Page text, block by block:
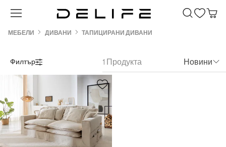
Преминете към основното съдържание
МЕБЕЛИ ДИВАНИ ТАПИЦИРАНИ ДИВАНИ
Филтър 1 Продукта Новини